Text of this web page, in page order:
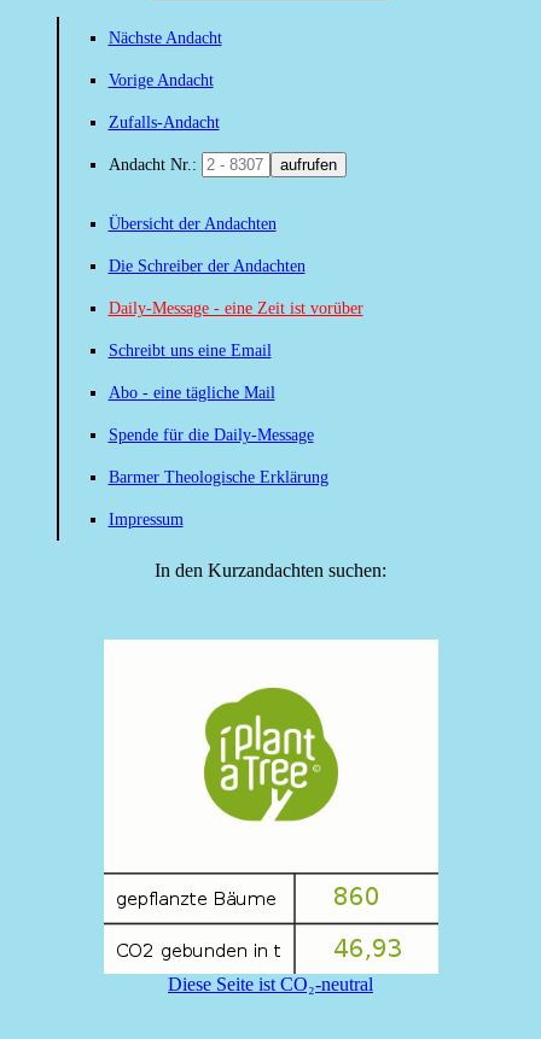
Nächste Andacht
Vorige Andacht
Zufalls-Andacht
Andacht Nr.: aufrufen
Übersicht der Andachten
Die Schreiber der Andachten
Daily-Message - eine Zeit ist vorüber
Schreibt uns eine Email
Abo - eine tägliche Mail
Spende für die Daily-Message
Barmer Theologische Erklärung
Impressum
In den Kurzandachten suchen:
Diese Seite ist CO₂-neutral